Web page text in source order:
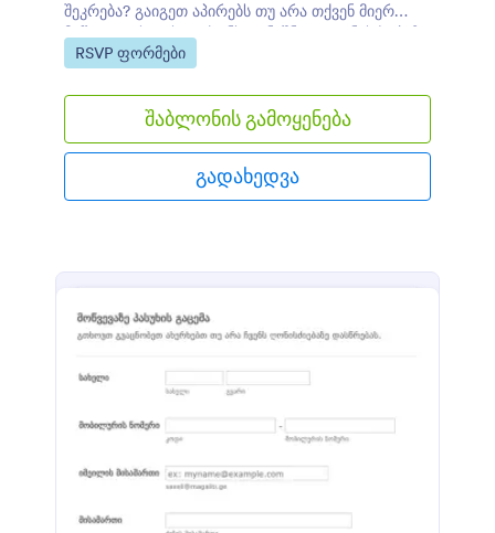
შეკრება? გაიგეთ აპირებს თუ არა თქვენ მიერ
მიწვეული ხალხი თქვენს აღნიშნულ ღონისძიებაზე
დასწრებას მოცემული ფორმის გამოყენებით.
საკმაოდ მარტივი და მოქნილი, რომელიც
ეკითხება სტუმრებს სახელსა და იმეილის
მისამართს. თქვენ შეგიძლიათ ასევე ჰკითხოთ
მომხმარებლებს თუ რატომ არ აპირებენ
აღნიშნულ ღონისძიებაზე დასწრებას.
Go to Category:
RSVP ფორმები
შაბლონის გამოყენება
გადახედვა